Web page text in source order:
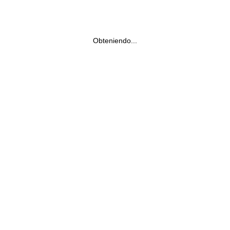
Obteniendo...